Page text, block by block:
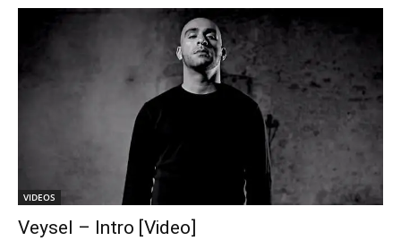
VIDEOS
Veysel – Intro [Video]